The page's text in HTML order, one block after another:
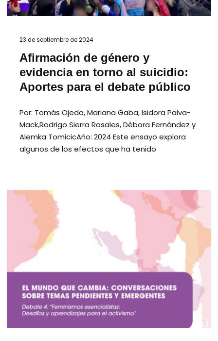
23 de septiembre de 2024
Afirmación de género y
evidencia en torno al suicidio:
Aportes para el debate público
Por: Tomás Ojeda, Mariana Gaba, Isidora Paiva-
Mack,Rodrigo Sierra Rosales, Débora Fernández y
Alemka TomicicAño: 2024 Este ensayo explora
algunos de los efectos que ha tenido